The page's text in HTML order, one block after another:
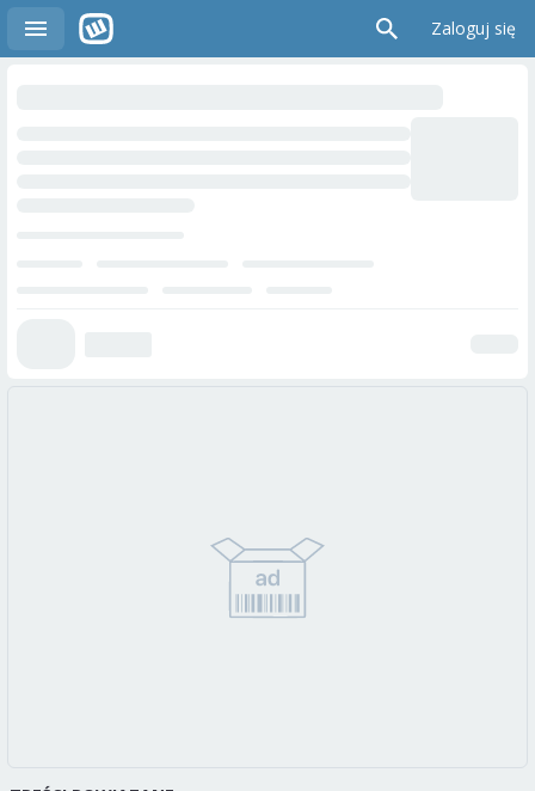
Zaloguj się